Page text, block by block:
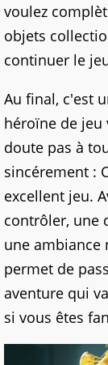
voulez
objets
continuer le
Au final, c'est
héroïne de jeu
doute pas à
sincérement :
excellent jeu.
contrôler, une
une ambiance
permet de
aventure qui
si vous êtes